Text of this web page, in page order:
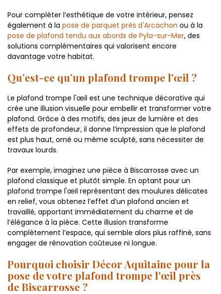
Pour compléter l’esthétique de votre intérieur, pensez
également à la pose de parquet près d'Arcachon ou à la
pose de plafond tendu aux abords de Pyla-sur-Mer, des
solutions complémentaires qui valorisent encore
davantage votre habitat.
Qu’est-ce qu’un plafond trompe l'œil ?
Le plafond trompe l'œil est une technique décorative qui
crée une illusion visuelle pour embellir et transformer votre
plafond. Grâce à des motifs, des jeux de lumière et des
effets de profondeur, il donne l’impression que le plafond
est plus haut, orné ou même sculpté, sans nécessiter de
travaux lourds.
Par exemple, imaginez une pièce à Biscarrosse avec un
plafond classique et plutôt simple. En optant pour un
plafond trompe l'œil représentant des moulures délicates
en relief, vous obtenez l’effet d’un plafond ancien et
travaillé, apportant immédiatement du charme et de
l’élégance à la pièce. Cette illusion transforme
complètement l’espace, qui semble alors plus raffiné, sans
engager de rénovation coûteuse ni longue.
Pourquoi choisir Décor Aquitaine pour la
pose de votre plafond trompe l'œil près
de Biscarrosse ?